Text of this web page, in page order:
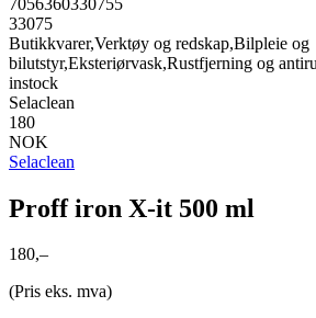
33075
Butikkvarer,Verktøy og redskap,Bilpleie og
bilutstyr,Eksteriørvask,Rustfjerning og
instock
Selaclean
180
NOK
Selaclean
Proff iron X-it 500 ml
180,–
(Pris eks. mva)